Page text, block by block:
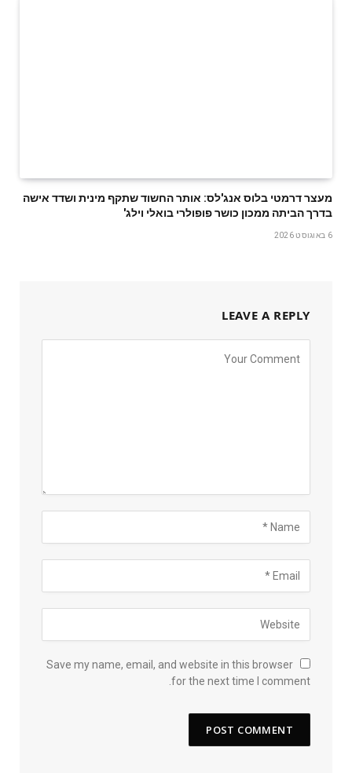
מעצר דרמטי בלוס אנג'לס: אותר החשוד שתקף מינית ושדד אישה
בדרך הביתה ממכון כושר פופולרי בואלי וילג'
6 באוגוסט 2026
LEAVE A REPLY
Save my name, email, and website in this browser
for the next time I comment.